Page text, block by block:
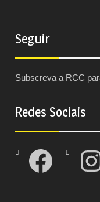
Seguir
Subscreva a RCC
Redes Sociais
Facebook